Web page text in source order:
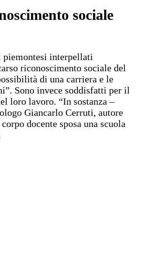
sociale
interpellati
riconoscimento sociale del
di una carriera e le
Sono invece soddisfatti per il
loro lavoro. “In sostanza –
Giancarlo Cerruti, autore
docente sposa una scuola